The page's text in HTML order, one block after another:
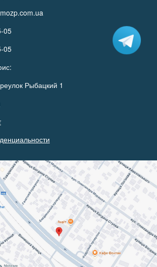
05
05
Рыбацкий 1